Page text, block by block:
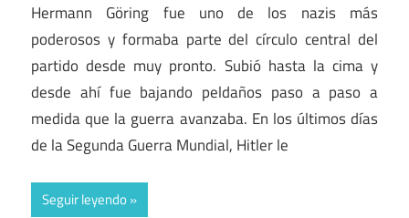
Hermann Göring fue uno de los nazis más
poderosos y formaba parte del círculo central del
partido desde muy pronto. Subió hasta la cima y
desde ahí fue bajando peldaños paso a paso a
medida que la guerra avanzaba. En los últimos días
de la Segunda Guerra Mundial, Hitler le
Seguir leyendo